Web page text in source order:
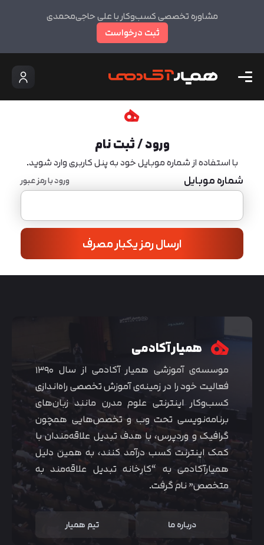
مشاوره تخصصی کسب‌وکار با علی حاجی‌محمدی
ثبت درخواست
ورود / ثبت نام
با استفاده از شماره موبایل خود به پنل کاربری وارد شوید.
شماره موبایل ورود با رمز عبور
ارسال رمز یکبار مصرف
همیار آکادمی
موسسه‌ی آموزشی همیار آکادمی از سال ۱۳۹۰
فعالیت خود را در زمینه‌ی آموزش تخصصی راه‌اندازی
کسب‌و‌کار اینترنتی علوم مدرن مانند زبان‌های
برنامه‌نویسی تحت وب و تخصص‌هایی همچون
گرافیک و وردپرس، با هدف تبدیل علاقه‌مندان با
کمک اینترنت کسب درآمد کنند، به همین دلیل
همیارآکادمی به “کارخانه تبدیل علاقه‌مند به
متخصص” نام گرفت.
درباره ما تیم همیار
متوجه شدم